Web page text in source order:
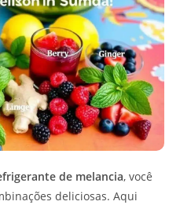
de melancia, você
deliciosas. Aqui